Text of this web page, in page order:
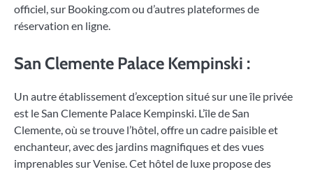
officiel, sur Booking.com ou d’autres plateformes de
réservation en ligne.
San Clemente Palace Kempinski :
Un autre établissement d’exception situé sur une île privée
est le San Clemente Palace Kempinski. L’île de San
Clemente, où se trouve l’hôtel, offre un cadre paisible et
enchanteur, avec des jardins magnifiques et des vues
imprenables sur Venise. Cet hôtel de luxe propose des